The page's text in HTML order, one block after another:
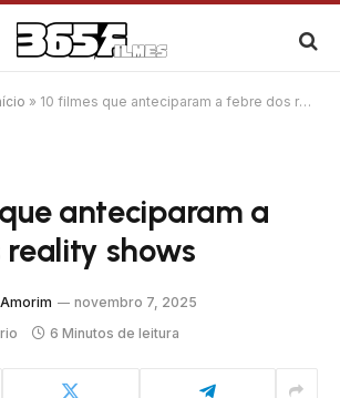
» 10 filmes que anteciparam a febre dos reality shows
anteciparam a
shows
novembro 7, 2025
6 Minutos de leitura